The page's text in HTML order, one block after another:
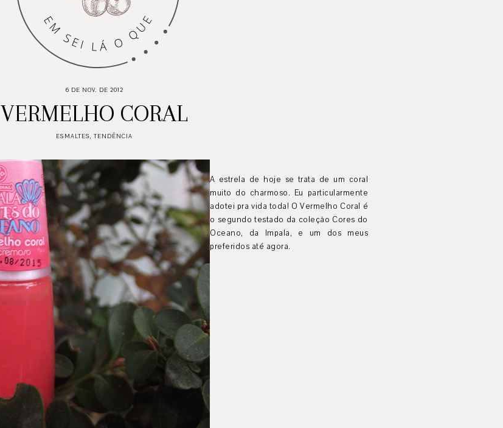
6 DE NOV. DE 2012
VERMELHO CORAL
ESMALTES, TENDÊNCIA
A estrela de hoje se trata de um coral
muito do charmoso. Eu particularmente
adotei pra vida toda! O Vermelho Coral é
o segundo testado da coleção Cores do
Oceano, da Impala, e um dos meus
preferidos até agora.